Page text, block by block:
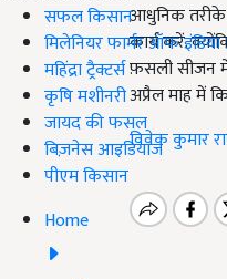
सफल किसान
मिलेनियर फार्मर ऑफ इंडिया
महिंद्रा ट्रैक्टर्स
कृषि मशीनरी
जायद की फसल
बिज़नेस आइडियाज
पीएम किसान
Home
आधुनिक तरीके
कार्य करें.
फ़सली सीजन
अप्रैल माह में
विवेक कुमार